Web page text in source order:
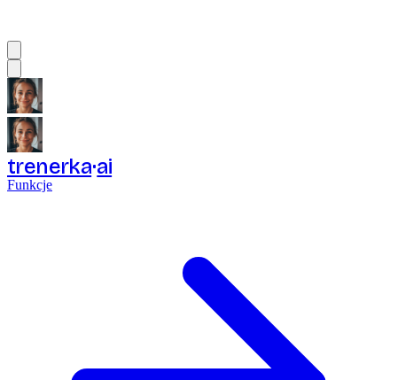
trenerka ai
Funkcje